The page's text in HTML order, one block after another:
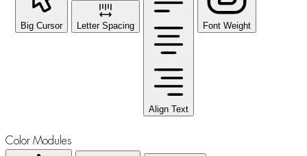
Big Cursor Letter Spacing
Align Text
Font Weight
Color Modules